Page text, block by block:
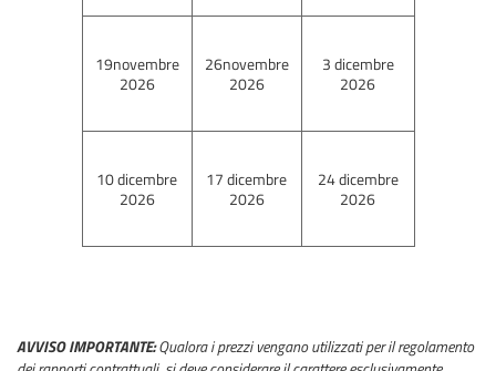
19novembre
2026
26novembre
2026
3 dicembre
2026
10 dicembre
2026
17 dicembre
2026
24 dicembre
2026
AVVISO IMPORTANTE:Qualora i prezzi vengano utilizzati per il regolamento